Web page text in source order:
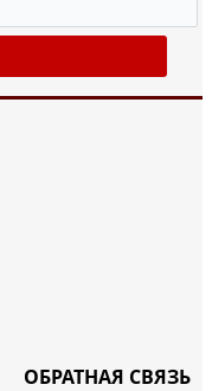
ОБРАТНАЯ СВЯЗЬ